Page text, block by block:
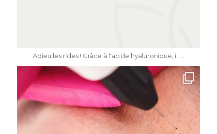
Adieu les rides ! Grâce à l'acide hyaluronique, il ...
dr.katiasalomon